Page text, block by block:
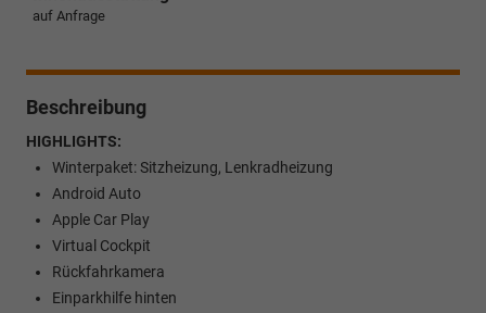
auf Anfrage
Beschreibung
HIGHLIGHTS:
Winterpaket: Sitzheizung, Lenkradheizung
Android Auto
Apple Car Play
Virtual Cockpit
Rückfahrkamera
Einparkhilfe hinten